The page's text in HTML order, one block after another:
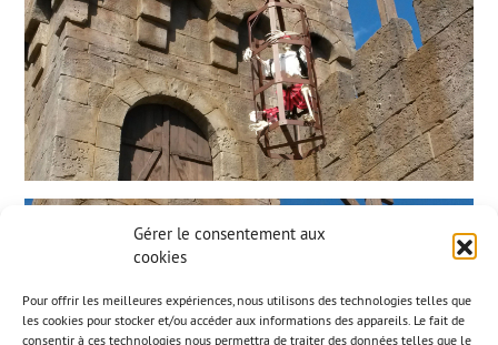
Gérer le consentement aux
cookies
Pour offrir les meilleures expériences, nous utilisons des technologies telles que
les cookies pour stocker et/ou accéder aux informations des appareils. Le fait de
consentir à ces technologies nous permettra de traiter des données telles que le